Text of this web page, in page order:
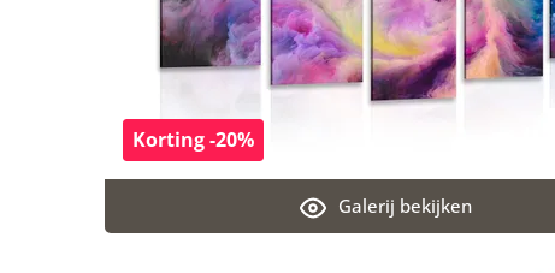
Galerij bekijken
Korting -20%